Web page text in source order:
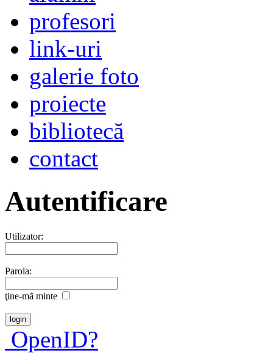
profesori
link-uri
galerie foto
proiecte
bibliotecă
contact
Autentificare
Utilizator:
Parola:
ţine-mã minte
OpenID?